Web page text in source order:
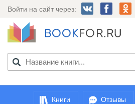
Войти на сайт через:
Книги Отзывы